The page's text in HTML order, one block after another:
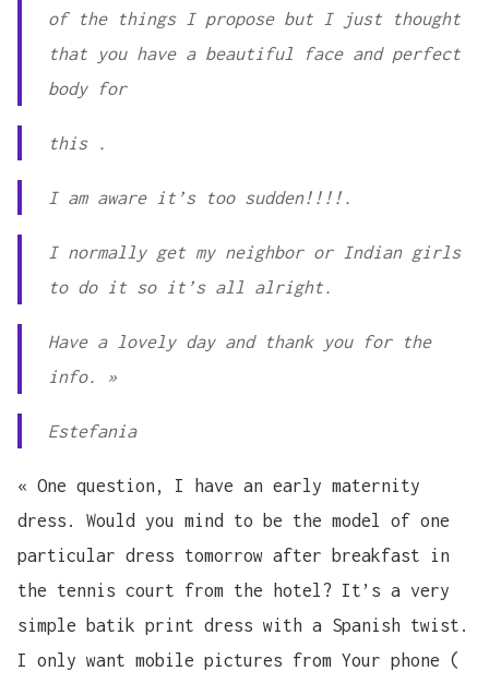
of the things I propose but I just thought
that you have a beautiful face and perfect
body for
this .
I am aware it’s too sudden!!!!.
I normally get my neighbor or Indian girls
to do it so it’s all alright.
Have a lovely day and thank you for the
info. »
Estefania
« One question, I have an early maternity
dress. Would you mind to be the model of one
particular dress tomorrow after breakfast in
the tennis court from the hotel? It’s a very
simple batik print dress with a Spanish twist.
I only want mobile pictures from Your phone (